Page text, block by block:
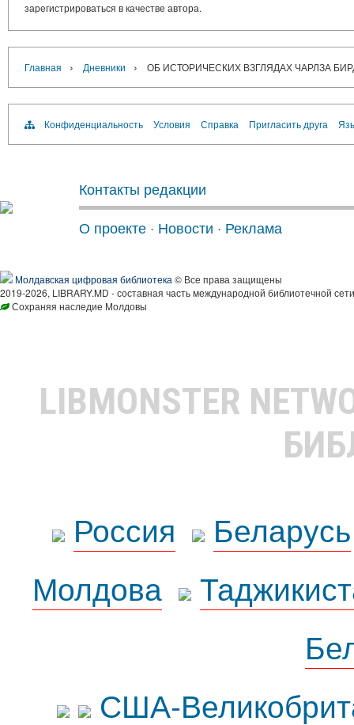
зарегистрироваться в качестве автора.
Главная › Дневники › ОБ ИСТОРИЧЕСКИХ ВЗГЛЯДАХ ЧАРЛЗА
Конфиденциальность Условия Справка Пригласить друга
Контакты редакции
О проекте · Новости · Реклама
Молдавская цифровая библиотека © Все права защищены
2019-2026, LIBRARY.MD - составная часть международной библиотечной
Сохраняя наследие Молдовы
LIBMONSTER
Россия
Беларусь
Молдова
США-